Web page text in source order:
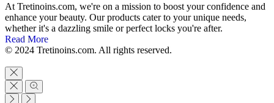
At Tretinoins.com, we're on a mission to boost your confidence and
enhance your beauty. Our products cater to your unique needs,
whether it's a dazzling smile or perfect locks you're after.
Read More
© 2024 Tretinoins.com. All rights reserved.